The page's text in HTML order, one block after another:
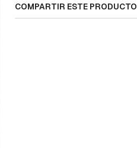
COMPARTIR ESTE PRODUCTO